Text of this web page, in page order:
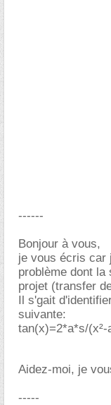
------
Bonjour à vous,
je vous écris car
problème dont la
projet (transfer
Il s'gait
suivante:
tan(x)=2*a*s/(x²-
Aidez-moi, je
-----